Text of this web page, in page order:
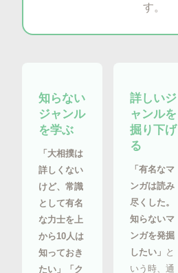
す。
知らない
ジャンル
を学ぶ
「大相撲は
詳しくない
けど、常識
として有名
な力士を上
から10人は
知っておき
たい」「ク
詳しいジ
ャンルを
掘り下げ
る
「有名なマ
ンガは読み
尽くした。
知らないマ
ンガを発掘
したい」 と
いう時、通